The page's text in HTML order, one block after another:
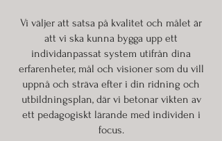
Vi väljer att satsa på kvalitet och målet är
att vi ska kunna bygga upp ett
individanpassat system utifrån dina
erfarenheter, mål och visioner som du vill
uppnå och sträva efter i din ridning och
utbildningsplan, där vi betonar vikten av
ett pedagogiskt lärande med individen i
focus.